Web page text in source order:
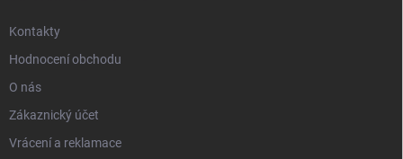
Kontakty
Hodnocení obchodu
O nás
Zákaznický účet
Vrácení a reklamace